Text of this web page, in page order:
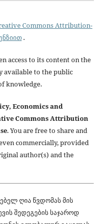
Commons Attribution-
.
access to its content on the
available to the public
knowledge.
Economics and
Commons Attribution
. You are free to share and
commercially, provided
author(s) and the
ღია წვდომას მის
შედეგების საჯაროდ